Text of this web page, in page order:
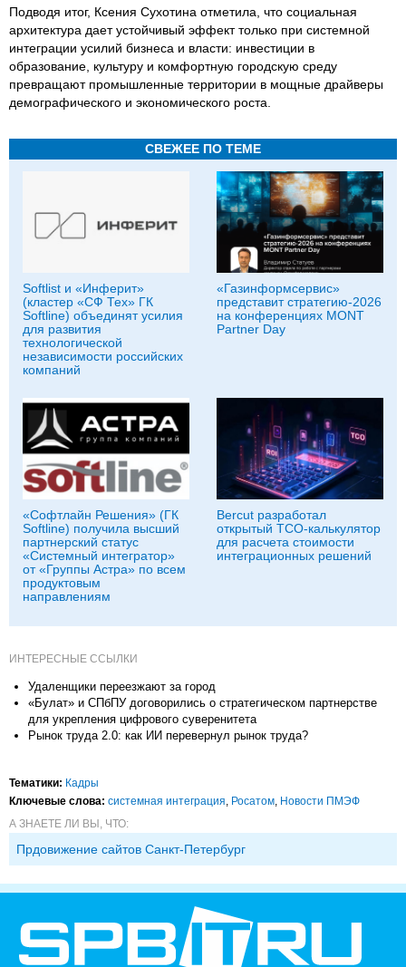
Подводя итог, Ксения Сухотина отметила, что социальная
архитектура дает устойчивый эффект только при системной
интеграции усилий бизнеса и власти: инвестиции в
образование, культуру и комфортную городскую среду
превращают промышленные территории в мощные драйверы
демографического и экономического роста.
СВЕЖЕЕ ПО ТЕМЕ
Softlist и «Инферит»
(кластер «СФ Тех» ГК
Softline) объединят усилия
для развития
технологической
независимости российских
компаний
«Газинформсервис»
представит стратегию-2026
на конференциях MONT
Partner Day
«Софтлайн Решения» (ГК
Softline) получила высший
партнерский статус
«Системный интегратор»
от «Группы Астра» по всем
продуктовым
направлениям
Bercut разработал
открытый TCO-калькулятор
для расчета стоимости
интеграционных решений
ИНТЕРЕСНЫЕ ССЫЛКИ
Удаленщики переезжают за город
«Булат» и СПбПУ договорились о стратегическом партнерстве
для укрепления цифрового суверенитета
Рынок труда 2.0: как ИИ перевернул рынок труда?
Тематики: Кадры
Ключевые слова: системная интеграция, Росатом, Новости ПМЭФ
А ЗНАЕТЕ ЛИ ВЫ, ЧТО:
Прдовижение сайтов Санкт-Петербург